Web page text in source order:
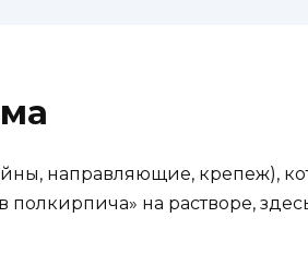
направляющие, крепеж),
полкирпича» на растворе,